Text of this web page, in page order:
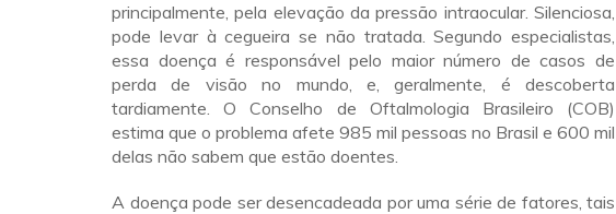
principalmente, pela elevação da pressão intraocular. Silenciosa,
pode levar à cegueira se não tratada. Segundo especialistas,
essa doença é responsável pelo maior número de casos de
perda de visão no mundo, e, geralmente, é descoberta
tardiamente. O Conselho de Oftalmologia Brasileiro (COB)
estima que o problema afete 985 mil pessoas no Brasil e 600 mil
delas não sabem que estão doentes.
A doença pode ser desencadeada por uma série de fatores, tais